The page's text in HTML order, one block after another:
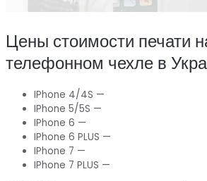
Цены стоимости печати
телефонном чехле в
IPhone 4/4S —
IPhone 5/5S —
IPhone 6 —
IPhone 6 PLUS —
IPhone 7 —
IPhone 7 PLUS —